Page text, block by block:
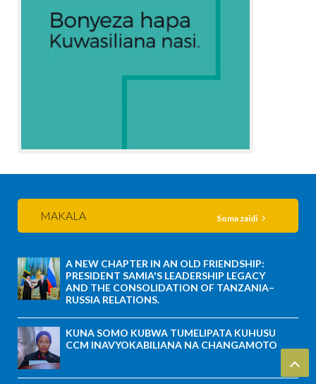
MAKALA Soma zaidi
A NEW CHAPTER IN AN OLD FRIENDSHIP:
PRESIDENT SAMIA'S LEADERSHIP LEGACY
AND THE CONSOLIDATION OF TANZANIA–
RUSSIA RELATIONS.
KUNA SOMO KUBWA TUMELIPATA KUHUSU
CCM INAVYOKABILIANA NA CHANGAMOTO